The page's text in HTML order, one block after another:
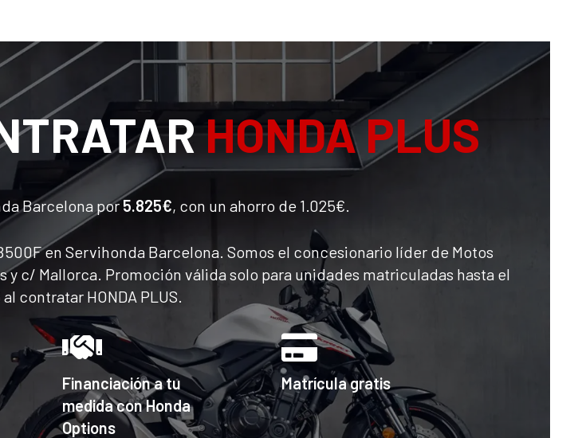
HONDA PLUS
Barcelona por5.825€, con un ahorro de 1.025€.
en Servihonda Barcelona. Somos el concesionario líder de Motos
c/ Mallorca. Promoción válida solo para unidades matriculadas hasta el
al contratar HONDA PLUS.
Financiación a tu
medida con Honda
Options
Matrícula gratis